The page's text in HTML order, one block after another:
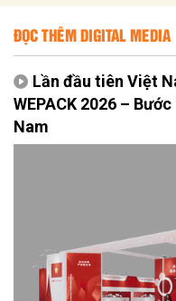
ĐỌC THÊM DIGITAL MEDIA
Lần đầu tiên Việt
WEPACK 2026 –
Nam